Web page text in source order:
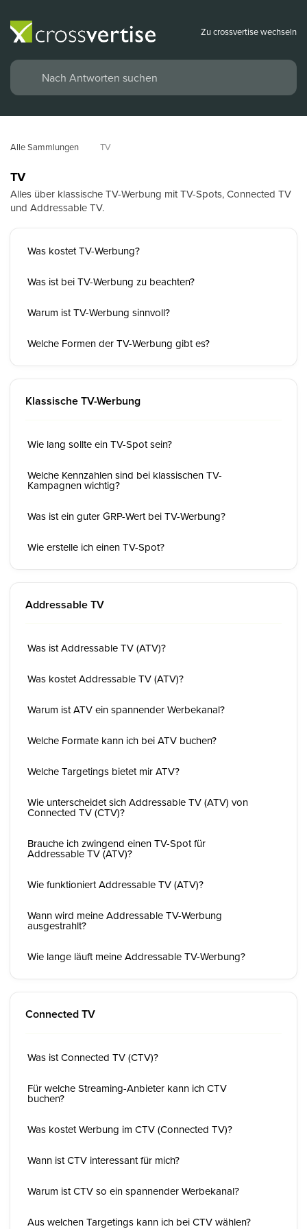
Zu crossvertise wechseln
Alle Sammlungen TV
TV
Alles über klassische TV-Werbung mit TV-Spots, Connected TV
und Addressable TV.
Was kostet TV-Werbung?
Was ist bei TV-Werbung zu beachten?
Warum ist TV-Werbung sinnvoll?
Welche Formen der TV-Werbung gibt es?
Klassische TV-Werbung
Wie lang sollte ein TV-Spot sein?
Welche Kennzahlen sind bei klassischen TV-
Kampagnen wichtig?
Was ist ein guter GRP-Wert bei TV-Werbung?
Wie erstelle ich einen TV-Spot?
Addressable TV
Was ist Addressable TV (ATV)?
Was kostet Addressable TV (ATV)?
Warum ist ATV ein spannender Werbekanal?
Welche Formate kann ich bei ATV buchen?
Welche Targetings bietet mir ATV?
Wie unterscheidet sich Addressable TV (ATV) von
Connected TV (CTV)?
Brauche ich zwingend einen TV-Spot für
Addressable TV (ATV)?
Wie funktioniert Addressable TV (ATV)?
Wann wird meine Addressable TV-Werbung
ausgestrahlt?
Wie lange läuft meine Addressable TV-Werbung?
Connected TV
Was ist Connected TV (CTV)?
Für welche Streaming-Anbieter kann ich CTV
buchen?
Was kostet Werbung im CTV (Connected TV)?
Wann ist CTV interessant für mich?
Warum ist CTV so ein spannender Werbekanal?
Aus welchen Targetings kann ich bei CTV wählen?